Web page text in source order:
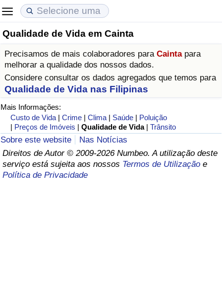
Qualidade de Vida em Cainta
Precisamos de mais colaboradores para Caintapara
melhorar a qualidade dos nossos dados.
Considere consultar os dados agregados que temos para
Qualidade de Vida nas Filipinas
Mais Informações:
Custo de Vida |Crime |Clima | Saúde | Poluição
| Preços de Imóveis |Qualidade de Vida |Trânsito
Sobre este website
Nas Notícias
Direitos de Autor © 2009-2026 Numbeo. A utilização deste
serviço está sujeita aos nossos Termos de Utilização e
Política de Privacidade
Custo de Vida
Indicador de Custo de Vida (Atual)
Indicador de Custo de Vida
Indicador de Custo de Vida Por País
em Aqaba
Preços de Imóveis
Indicador de Preços de Imóveis (Atual)
Indicador de Preços de Imóveis
Indicador de Preços de Imóveis por País
Qualidade de Vida
Indicador de Qualidade de Vida
Indicador de Qualidade de Vida (Atual)
Índice de qualidade de vida por país
Crime
Taxa do Indicador de Crime (Atual)